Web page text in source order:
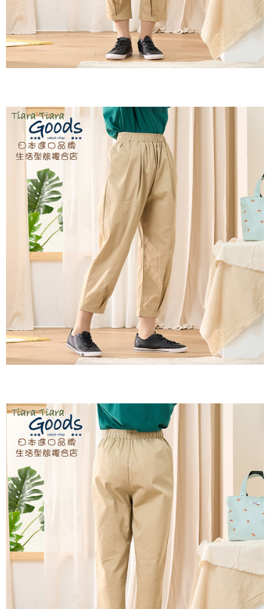
４．使用「AFTEE先享後付」時，將依據個別帳號之用戶狀況，依本公司即
時審查核予不同之上限額度；若仍有額度不足之情形，本公司將視審查結果
請求用戶進行身份認證。
５．嚴禁一人註冊多個帳號或使用他人資訊註冊。若發現惡意使用之情形，
恩沛科技股份有限公司將有權停止該用戶之使用額度並採取法律行動。